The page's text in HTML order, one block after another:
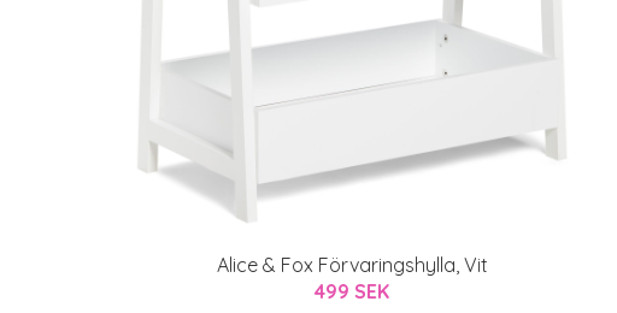
Alice & Fox Förvaringshylla, Vit
499 SEK